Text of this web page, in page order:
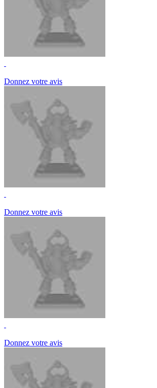
Donnez votre avis
Donnez votre avis
Donnez votre avis